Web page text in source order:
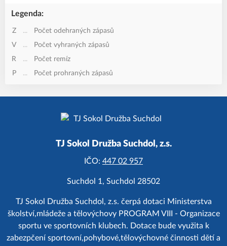
Legenda:
Z ...
Počet odehraných zápasů
V
...
Počet vyhraných zápasů
R
...
Počet remíz
P
... Počet prohraných zápasů
TJ Sokol Družba Suchdol, z.s.
IČO: 447 02 957
Suchdol 1, Suchdol 28502
TJ Sokol Družba Suchdol, z.s. čerpá dotaci Ministerstva
školství,mládeže a tělovýchovy PROGRAM VIII - Organizace
sportu ve sportovních klubech. Dotace bude využita k
zabezpčení sportovní,pohybové,tělovýchovné činnosti dětí a